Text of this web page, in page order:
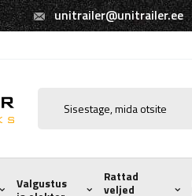
unitrailer@unitrailer.ee
Valgustus
Rattad
veljed